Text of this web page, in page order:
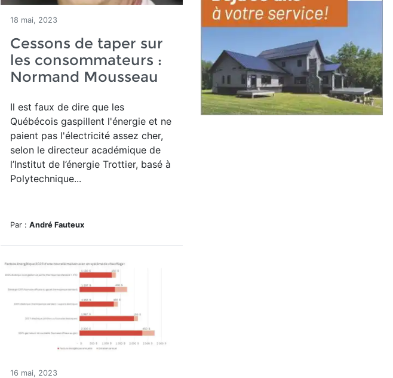
18 mai, 2023
Cessons de taper sur
les consommateurs :
Normand Mousseau
Il est faux de dire que les
Québécois gaspillent l'énergie et ne
paient pas l'électricité assez cher,
selon le directeur académique de
l’Institut de l’énergie Trottier, basé à
Polytechnique...
Par : André Fauteux
16 mai, 2023